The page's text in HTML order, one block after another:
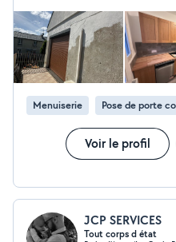
Menuiserie Pose de porte
Voir le profil
JCP SERVICES
Tout corps d état